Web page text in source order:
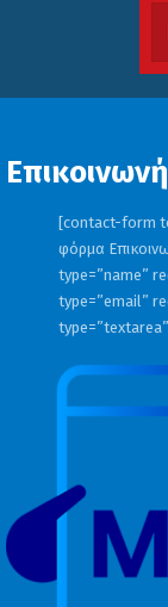
[contact-form
φόρμα
type=”name”
type=”email”